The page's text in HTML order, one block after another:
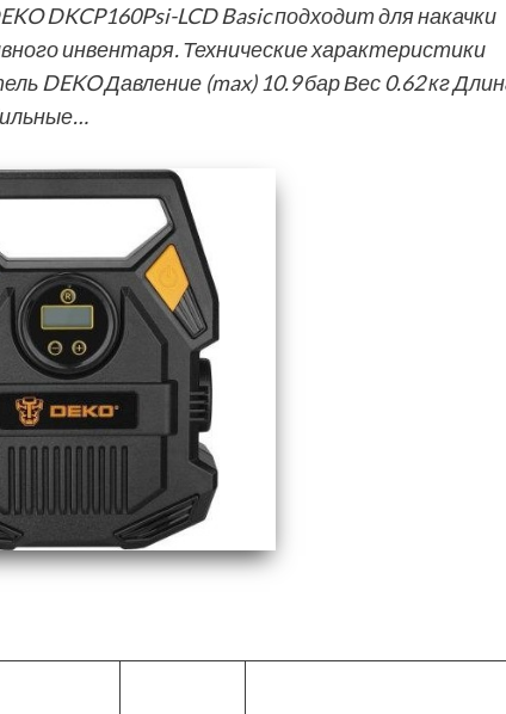
DKCP160Psi-LCD Basic подходит для накачки
инвентаря. Технические характеристики
DEKO Давление (max) 10.9 бар Вес 0.62 кг